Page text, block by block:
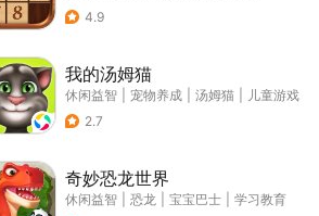
4.9
我的汤姆猫
休闲益智 宠物养成 汤姆猫
儿童游戏
2.7
奇妙恐龙世界
休闲益智 恐龙 宝宝巴士
学习教育